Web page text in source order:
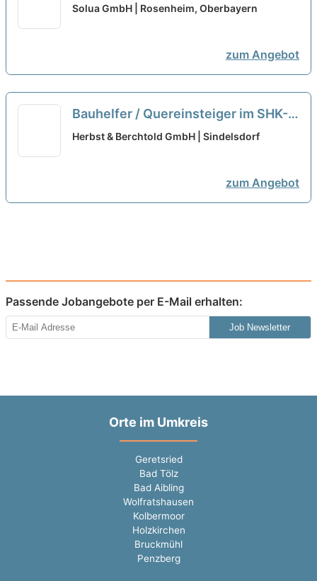
Move (m/w/d) neu
Solua GmbH | Rosenheim, Oberbayern
zum Angebot
Bauhelfer / Quereinsteiger im SHK-
Bereich (m/w/d) neu
Herbst & Berchtold GmbH | Sindelsdorf
zum Angebot
Passende Jobangebote per E-Mail erhalten:
Job Newsletter
Orte im Umkreis
Geretsried
Bad Tölz
Bad Aibling
Wolfratshausen
Kolbermoor
Holzkirchen
Bruckmühl
Penzberg